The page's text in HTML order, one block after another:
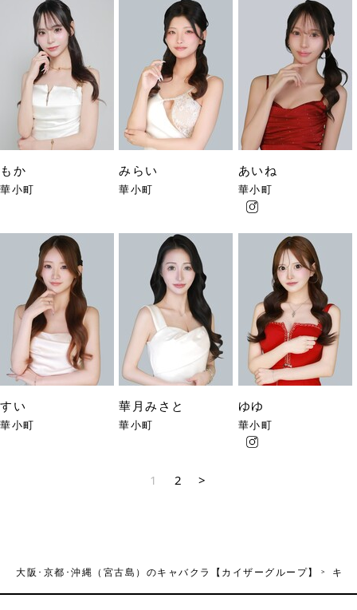
もか
華小町
みらい
華小町
あいね
華小町
すい
華小町
華月みさと
華小町
ゆゆ
華小町
1 2 >
大阪･京都･沖縄（宮古島）のキャバクラ【カイザーグループ】 キャ